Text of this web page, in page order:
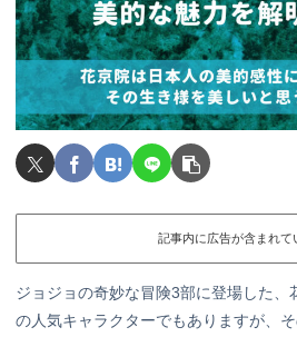
記事内に広告が含まれて
ジョジョの奇妙な冒険3部に登場した、
の人気キャラクターでもありますが、